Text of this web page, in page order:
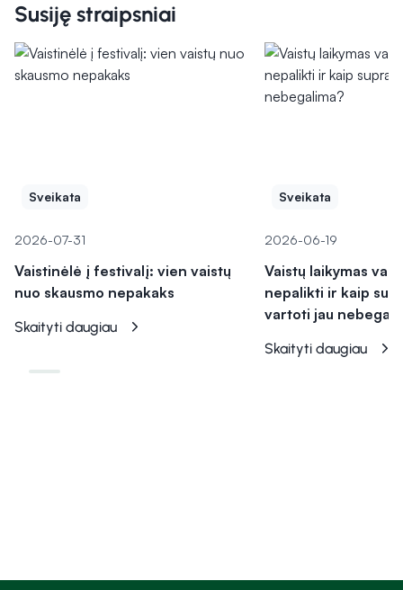
Susiję straipsniai
Sveikata
2026-07-31
Vaistinėlė į festivalį: vien vaistų
nuo skausmo nepakaks
Skaityti daugiau
Sveikata
2026-06-19
Vaistų laikymas
nepalikti ir kaip
vartoti jau
Skaityti daugiau